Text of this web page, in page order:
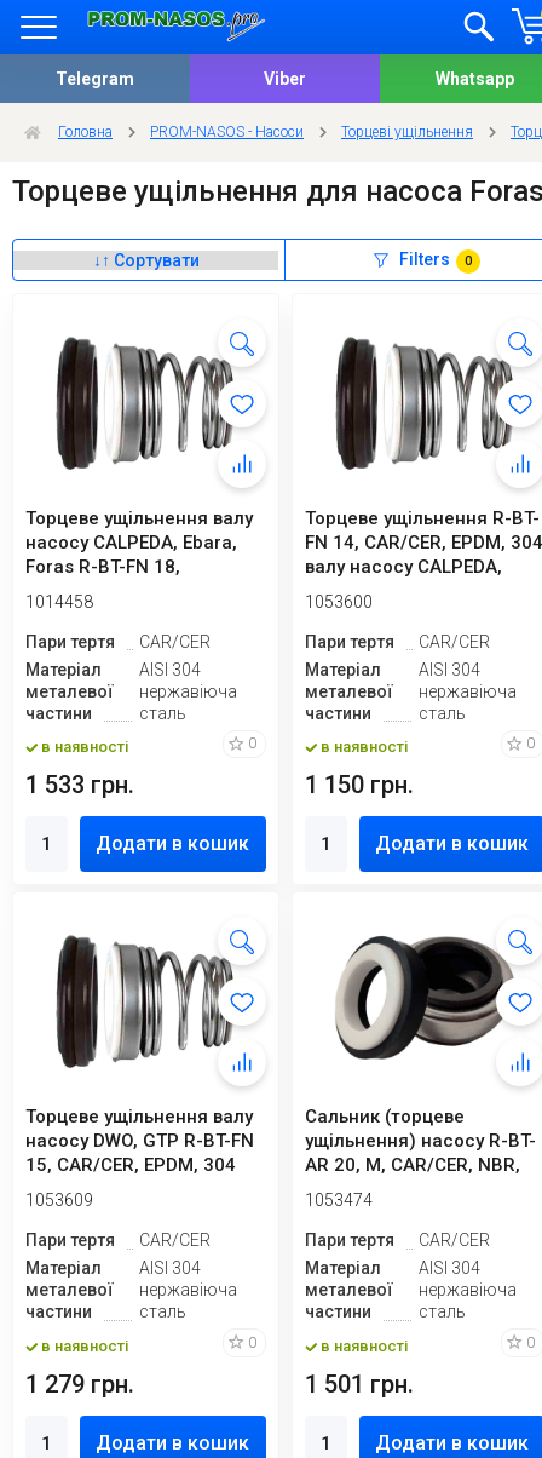
Telegram Viber Whatsapp
Головна PROM-NASOS - Насоси Торцеві ущільнення
Торцеве ущільнення для насоса
Filters 0
Торцеве ущільнення валу
насосу CALPEDA, Ebara,
Foras R-BT-FN 18,
CAR/CER, EPD...
1014458
Пари тертя
CAR/CER
Матеріал
металевої
частини
AISI 304
нержавіюча
сталь
в наявності 0
1 533 грн.
Додати в кошик
Торцеве ущільнення R-BT-
FN 14, CAR/CER, EPDM, 304
валу насосу CALPEDA,
Ebara,...
1053600
Пари тертя
CAR/CER
Матеріал
металевої
частини
AISI 304
нержавіюча
сталь
в наявності 0
1 150 грн.
Додати в кошик
Торцеве ущільнення валу
насосу DWO, GTP R-BT-FN
15, CAR/CER, EPDM, 304
1053609
Пари тертя
CAR/CER
Матеріал
металевої
частини
AISI 304
нержавіюча
сталь
в наявності 0
1 279 грн.
Додати в кошик
Сальник (торцеве
ущільнення) насосу R-BT-
AR 20, M, CAR/CER, NBR,
304
1053474
Пари тертя
CAR/CER
Матеріал
металевої
частини
AISI 304
нержавіюча
сталь
в наявності 0
1 501 грн.
Додати в кошик